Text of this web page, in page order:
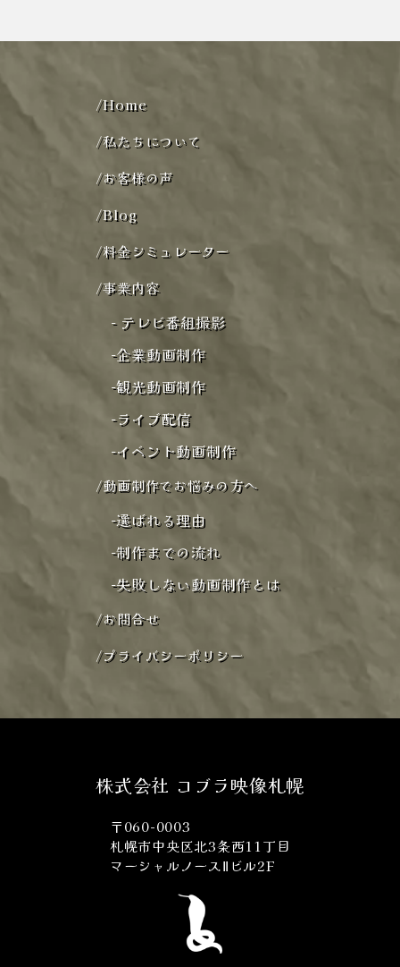
/Home
/私たちについて
/お客様の声
/Blog
/料金シミュレーター
/事業内容
-テレビ番組撮影
-企業動画制作
-観光動画制作
-ライブ配信
-イベント動画制作
/動画制作でお悩みの方へ
-選ばれる理由
-制作までの流れ
-失敗しない動画制作とは
/お問合せ
/プライバシーポリシー
株式会社 コブラ映像札幌
〒060-0003
札幌市中央区北3条西11丁目
マーシャルノースⅡビル2F